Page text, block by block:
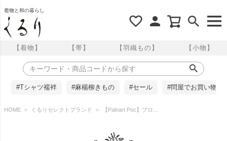
着物と和の暮らし
【着物】 【帯】 【羽織もの】 【小物】
#Tシャツ襦袢 #麻楊柳きもの #セール #問屋でお買い物
HOME くるりセレクトブランド 【Palnart Poc】ブローチ/ダニエルズティンクル